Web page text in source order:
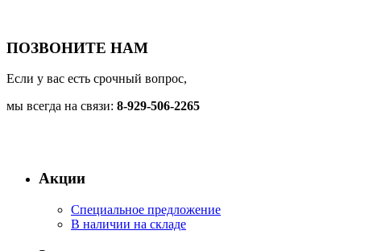
ПОЗВОНИТЕ НАМ
Если у вас есть срочный вопрос,
мы всегда на связи: 8-929-506-2265
Акции
Специальное предложение
В наличии на складе